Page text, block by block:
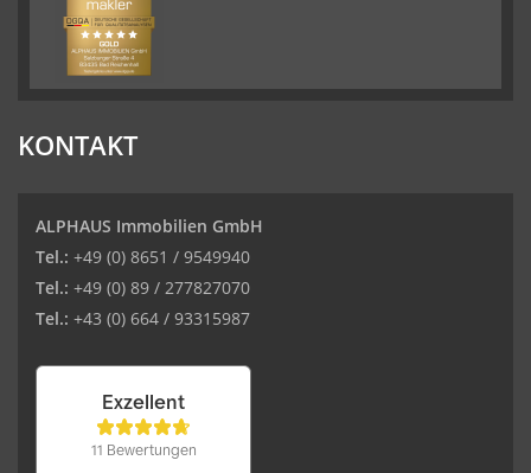
KONTAKT
ALPHAUS Immobilien GmbH
Tel.: +49 (0) 8651 / 9549940
Tel.: +49 (0) 89 / 277827070
Tel.: +43 (0) 664 / 93315987